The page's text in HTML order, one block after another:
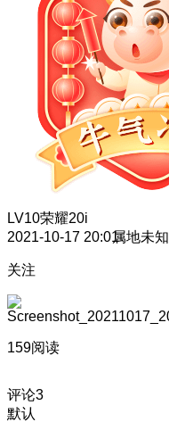
LV10荣耀20i
2021-10-17 20:01属地未知
关注
159阅读
评论3
默认